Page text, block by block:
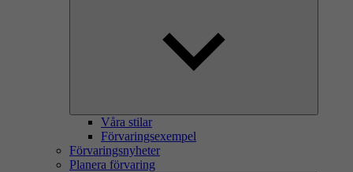
Våra stilar
Förvaringsexempel
Förvaringsnyheter
Planera förvaring